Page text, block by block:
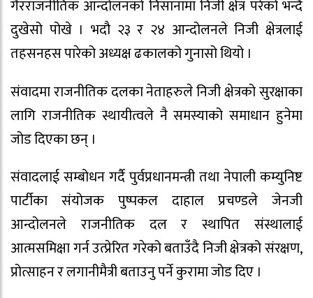
गैरराजनीतिक आन्दोलनको निसानामा निजी क्षेत्र परेको भन्दै
दुखेसो पोखे । भदौ २३ र २४ आन्दोलनले निजी क्षेत्रलाई
तहसनहस पारेको अध्यक्ष ढकालको गुनासो थियो ।
संवादमा राजनीतिक दलका नेताहरुले निजी क्षेत्रको सुरक्षाका
लागि राजनीतिक स्थायीत्वले नै समस्याको समाधान हुनेमा
जोड दिएका छन् ।
संवादलाई सम्बोधन गर्दै पुर्वप्रधानमन्त्री तथा नेपाली कम्युनिष्ट
पार्टीका संयोजक पुष्पकल दाहाल प्रचण्डले जेनजी
आन्दोलनले राजनीतिक दल र स्थापित संस्थालाई
आत्मसमिक्षा गर्न उत्प्रेरित गरेको बताउँदै निजी क्षेत्रको संरक्षण,
प्रोत्साहन र लगानीमैत्री बताउनु पर्ने कुरामा जोड दिए ।